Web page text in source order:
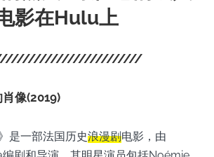
影在Hulu上
像(2019)
是一部法国历史浪漫剧电影，由